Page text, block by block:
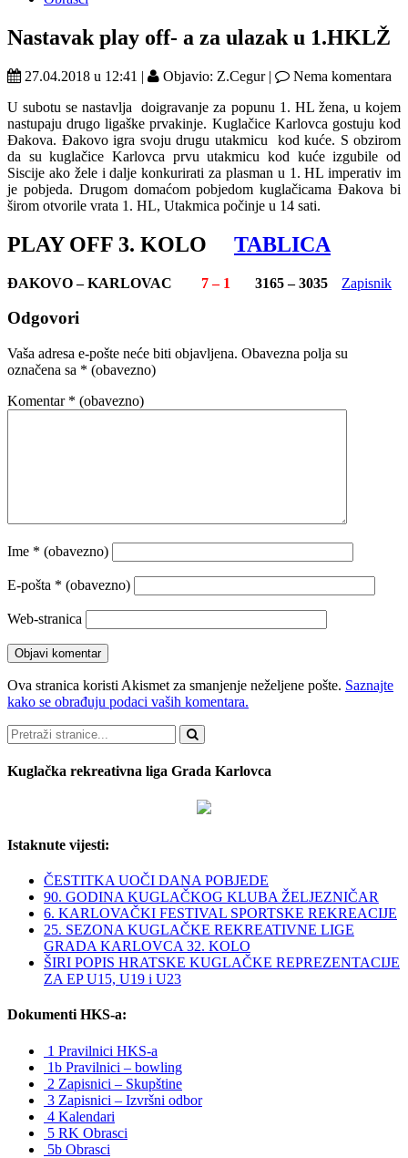
Nastavak play off- a za ulazak u 1.HKLŽ
27.04.2018 u 12:41 | Objavio: Z.Cegur |
Nema komentara
U subotu se nastavlja doigravanje za popunu 1. HL žena, u kojem
nastupaju drugo ligaške prvakinje. Kuglačice Karlovca gostuju kod
Đakova. Đakovo igra svoju drugu utakmicu kod kuće. S obzirom
da su kuglačice Karlovca prvu utakmicu kod kuće izgubile od
Siscije ako žele i dalje konkurirati za plasman u 1. HL imperativ im
je pobjeda. Drugom domaćom pobjedom kuglačicama Đakova bi
širom otvorile vrata 1. HL, Utakmica počinje u 14 sati.
PLAY OFF 3. KOLO TABLICA
ĐAKOVO – KARLOVAC 7 – 1 3165 – 3035 Zapisnik
Odgovori
Vaša adresa e-pošte neće biti objavljena. Obavezna polja su
označena sa * (obavezno)
Komentar * (obavezno)
Ime * (obavezno)
E-pošta * (obavezno)
Web-stranica
Ova stranica koristi Akismet za smanjenje neželjene pošte. Saznajte
kako se obrađuju podaci vaših komentara.
Pretraži
Kuglačka rekreativna liga Grada Karlovca
Istaknute vijesti:
ČESTITKA UOČI DANA POBJEDE
90. GODINA KUGLAČKOG KLUBA ŽELJEZNIČAR
6. KARLOVAČKI FESTIVAL SPORTSKE REKREACIJE
25. SEZONA KUGLAČKE REKREATIVNE LIGE
GRADA KARLOVCA 32. KOLO
ŠIRI POPIS HRATSKE KUGLAČKE REPREZENTACIJE
ZA EP U15, U19 i U23
Dokumenti HKS-a:
1 Pravilnici HKS-a
1b Pravilnici – bowling
2 Zapisnici – Skupštine
3 Zapisnici – Izvršni odbor
4 Kalendari
5 RK Obrasci
5b Obrasci